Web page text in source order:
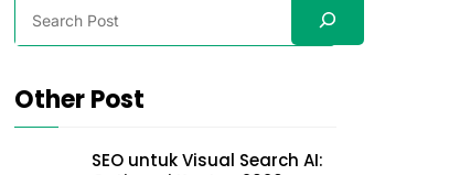
Other Post
SEO untuk Visual Search AI: